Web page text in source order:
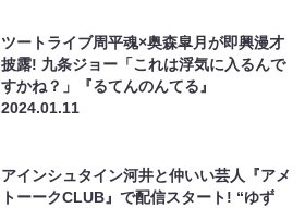
ツートライブ周平魂×奥森皐月が即興漫才
披露! 九条ジョー「これは浮気に入るんで
すかね？」『るてんのんてる』
2024.01.11
アインシュタイン河井と仲いい芸人『アメ
トーークCLUB』で配信スタート! “ゆず